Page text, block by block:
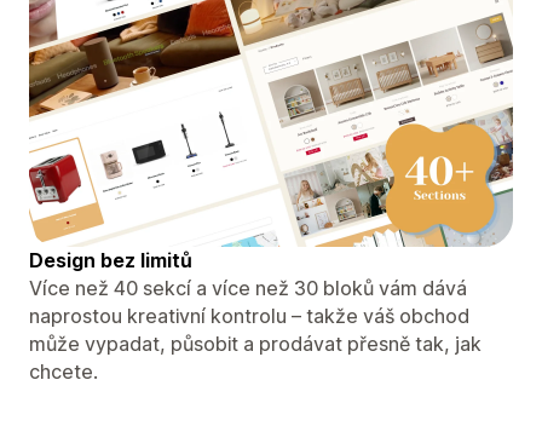
Design bez limitů
Více než 40 sekcí a více než 30 bloků vám dává
naprostou kreativní kontrolu – takže váš obchod
může vypadat, působit a prodávat přesně tak, jak
chcete.